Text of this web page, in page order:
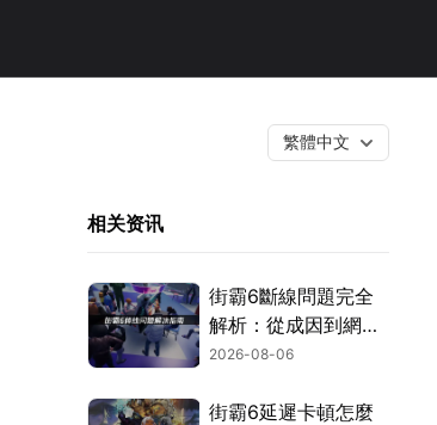
繁體中文
相关资讯
街霸6斷線問題完全
解析：從成因到網路
優化的實用攻略！
2026-08-06
街霸6延遲卡頓怎麼